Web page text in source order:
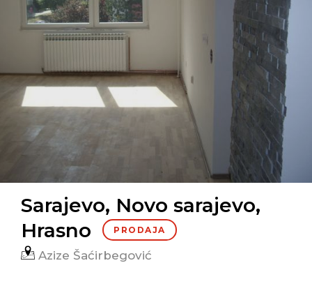
Sarajevo, Novo sarajevo,
Hrasno
PRODAJA
Azize Šaćirbegović